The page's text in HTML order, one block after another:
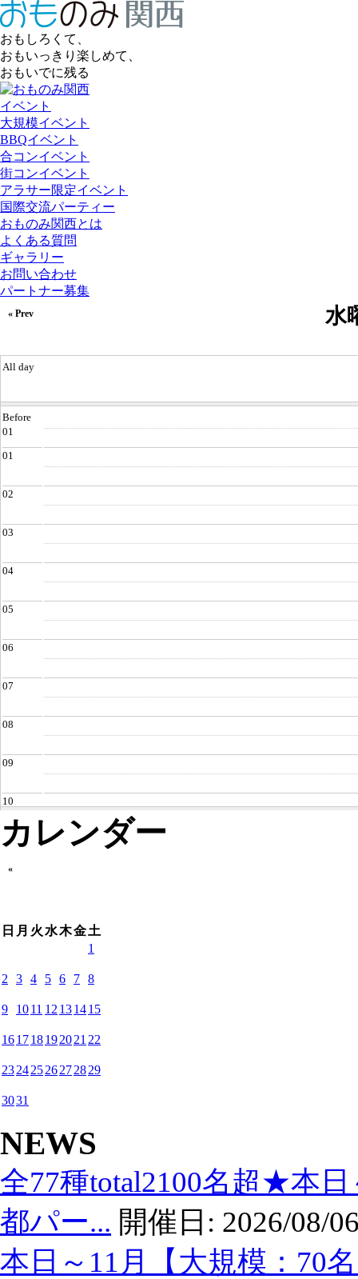
おもしろくて、
おもいっきり楽しめて、
おもいでに残る
イベント
大規模イベント
BBQイベント
合コンイベント
街コンイベント
アラサー限定イベント
国際交流パーティー
おものみ関西とは
よくある質問
ギャラリー
お問い合わせ
パートナー募集
水
« Prev
All day
Before
01
01
02
03
04
05
06
07
08
09
10
11
17
18
19
20
21
22
【既婚者限定】9/3(水)梅田14:00～既婚者だけの友
2025/09/03
9/3(水)19時30分乾杯【難波・24名限定・アラサーア
る街コン☆【黒毛和牛肉寿司】【目の前炙り提供】
切】【お一人様参加多数】【カジュアルな雰囲気】
2025/09/03
19:30to21:30
カレンダー
«
日 月 火 水木金土
1
2 3 4 5 6 7 8
9 1011 12 131415
161718192021 22
23242526272829
3031
NEWS
全77種total2100名超★本
都パー... 開催日: 2026/08/
本日～11月【大規模：70